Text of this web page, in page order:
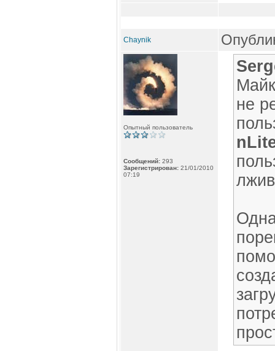
Chaynik
Опытный пользователь
Сообщений: 293
Зарегистрирован: 21/01/2010
07:19
не